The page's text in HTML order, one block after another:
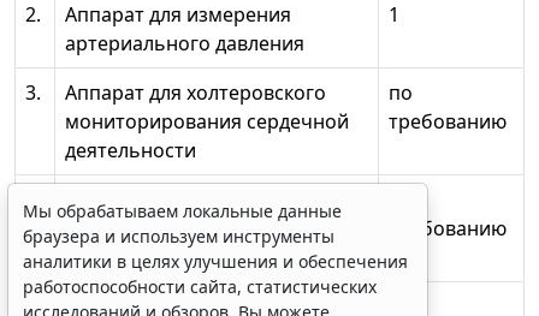
2.
Аппарат для измерения
артериального давления
1
3.
Аппарат для холтеровского
мониторирования сердечной
деятельности
по
требованию
4.
Аппарат для суточного
мониторирования
артериального давления
требованию
5. Спирограф
Мы обрабатываем локальные данные
браузера и используем инструменты
аналитики в целях улучшения и обеспечения
работоспособности сайта, статистических